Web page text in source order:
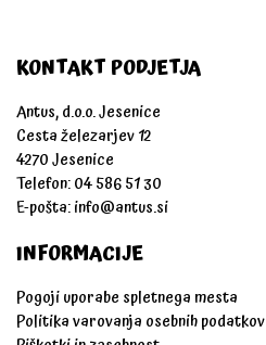
KONTAKT PODJETJA
Antus, d.o.o. Jesenice
Cesta železarjev 12
4270 Jesenice
Telefon: 04 586 51 30
E-pošta:info@antus.si
INFORMACIJE
Pogoji uporabe spletnega mesta
Politika varovanja osebnih podatkov